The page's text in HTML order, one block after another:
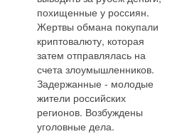
похищенные у россиян.
Жертвы обмана покупали
криптовалюту, которая
затем отправлялась на
счета злоумышленников.
Задержанные - молодые
жители российских
регионов. Возбуждены
уголовные дела.